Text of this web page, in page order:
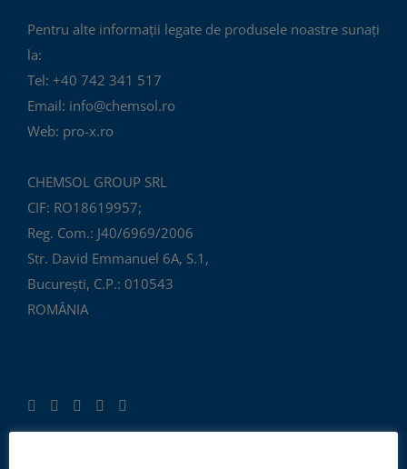
Pentru alte informații legate de produsele noastre sunați
la:
Tel: +40 742 341 517
Email: info@chemsol.ro
Web: pro-x.ro
CHEMSOL GROUP SRL
CIF: RO18619957;
Reg. Com.: J40/6969/2006
Str. David Emmanuel 6A, S.1,
București, C.P.: 010543
ROMÂNIA